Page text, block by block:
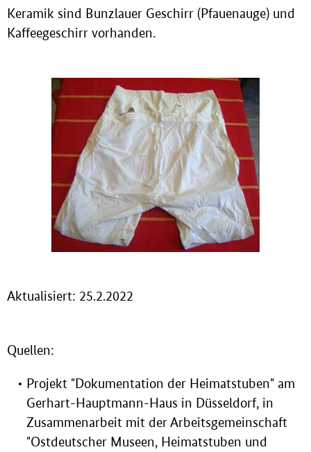
Keramik sind Bunzlauer Geschirr (Pfauenauge) und
Kaffeegeschirr vorhanden.
Aktualisiert: 25.2.2022
Quellen:
Projekt "Dokumentation der Heimatstuben" am
Gerhart-Hauptmann-Haus in Düsseldorf, in
Zusammenarbeit mit der Arbeitsgemeinschaft
"Ostdeutscher Museen, Heimatstuben und